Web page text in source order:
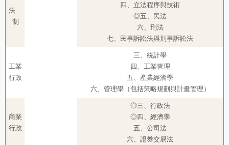
法
制
四、立法程序與技術
◎五、民法
六、刑法
七、民事訴訟法與刑事訴訟法
工業
行政
三、統計學
四、工業管理
五、產業經濟學
六、管理學（包括策略規劃與計畫管理）
商業
行政
◎三、行政法
◎四、經濟學
五、公司法
六、證券交易法